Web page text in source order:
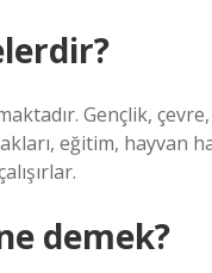
Gençlik,
eğitim, hayvan
demek?